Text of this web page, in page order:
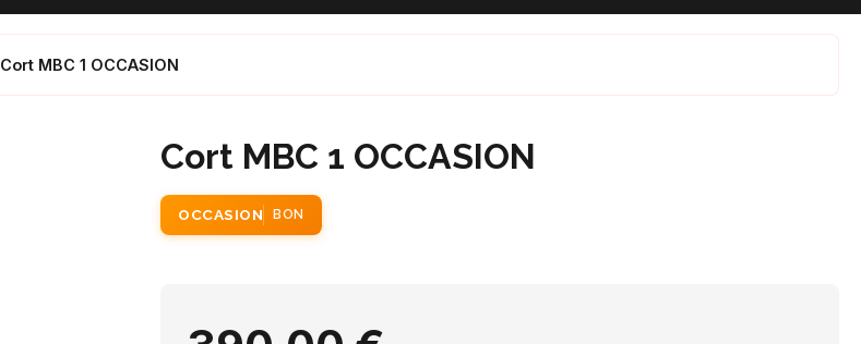
Cort MBC 1 OCCASION
Cort MBC 1 OCCASION
OCCASION BON